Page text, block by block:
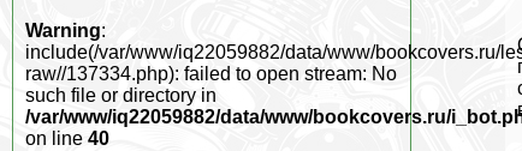
Warning:
include(/var/www/iq22059882/data/www/bookcovers.ru/
raw//137334.php): failed to open stream: No
such file or directory in
/var/www/iq22059882/data/www/bookcovers.ru/
on line 40